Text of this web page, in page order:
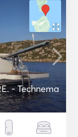
- Technema